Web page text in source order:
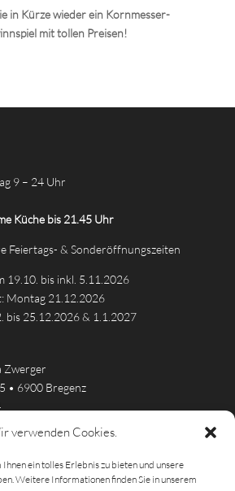
verwenden Cookies.
ein tolles Erlebnis zu bieten und unsere
Weitere Informationen finden Sie in unserem
in Kürze wieder ein Kornmesser-
mit tollen Preisen!
9 – 24 Uhr
Küche bis 21.45 Uhr
Feiertags- & Sonderöffnungszeiten
19.10. bis inkl. 5.11.2026
Montag 21.12.2026
bis 25.12.2026 & 1.1.2027
Zwerger
• 6900 Bregenz